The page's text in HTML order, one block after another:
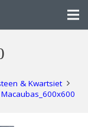
& Kwartsiet